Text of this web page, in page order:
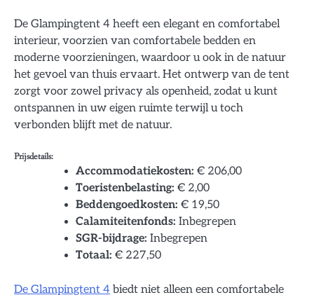
De Glampingtent 4 heeft een elegant en comfortabel
interieur, voorzien van comfortabele bedden en
moderne voorzieningen, waardoor u ook in de natuur
het gevoel van thuis ervaart. Het ontwerp van de tent
zorgt voor zowel privacy als openheid, zodat u kunt
ontspannen in uw eigen ruimte terwijl u toch
verbonden blijft met de natuur.
Prijsdetails:
Accommodatiekosten: € 206,00
Toeristenbelasting: € 2,00
Beddengoedkosten: € 19,50
Calamiteitenfonds: Inbegrepen
SGR-bijdrage: Inbegrepen
Totaal: € 227,50
De Glampingtent 4 biedt niet alleen een comfortabele